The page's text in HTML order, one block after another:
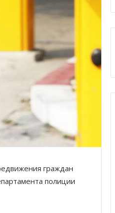
граждан
полиции